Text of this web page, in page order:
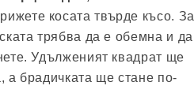
косата твърде късо. За
трябва да е обемна и да
Удълженият квадрат ще
а брадичката ще стане по-